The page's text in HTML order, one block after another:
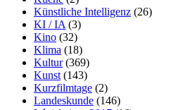
Künstliche Intelligenz (26)
KI / IA (3)
Kino (32)
Klima (18)
Kultur(369)
Kunst (143)
Kurzfilmtage (2)
Landeskunde (146)